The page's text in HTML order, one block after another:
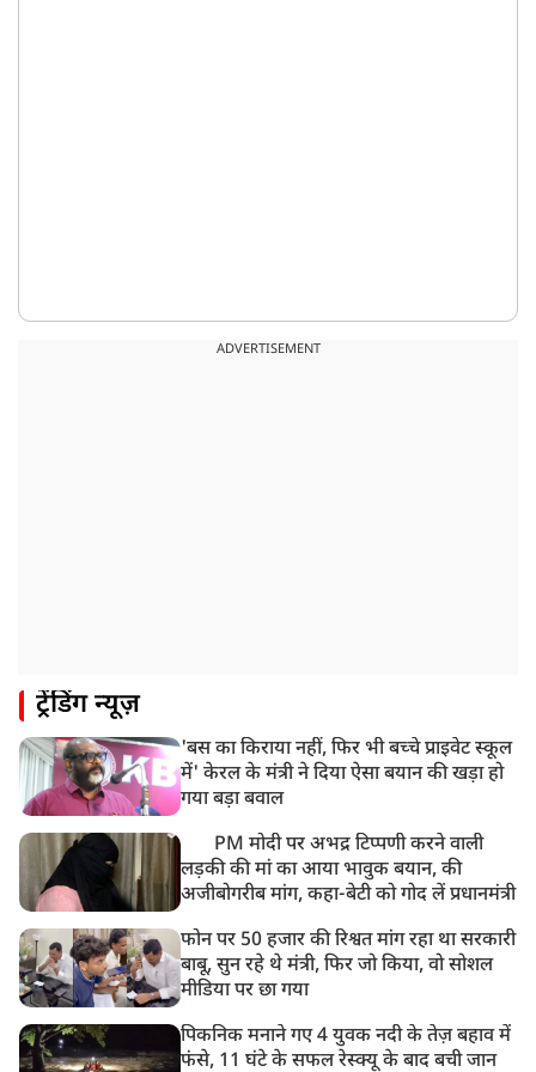
ADVERTISEMENT
ट्रेंडिंग न्यूज़
'बस का किराया नहीं, फिर भी बच्चे प्राइवेट स्कूल
में' केरल के मंत्री ने दिया ऐसा बयान की खड़ा हो
गया बड़ा बवाल
PM मोदी पर अभद्र टिप्पणी करने वाली
लड़की की मां का आया भावुक बयान, की
अजीबोगरीब मांग, कहा-बेटी को गोद लें प्रधानमंत्री
फोन पर 50 हजार की रिश्वत मांग रहा था सरकारी
बाबू, सुन रहे थे मंत्री, फिर जो किया, वो सोशल
मीडिया पर छा गया
पिकनिक मनाने गए 4 युवक नदी के तेज़ बहाव में
फंसे, 11 घंटे के सफल रेस्क्यू के बाद बची जान